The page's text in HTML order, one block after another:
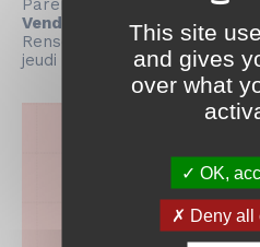
Parents d’Élèves)
Vendredi 27 mars à partir de
Renseignements : Mme
jeudi
This site
and gives
over what
OK,
Deny all